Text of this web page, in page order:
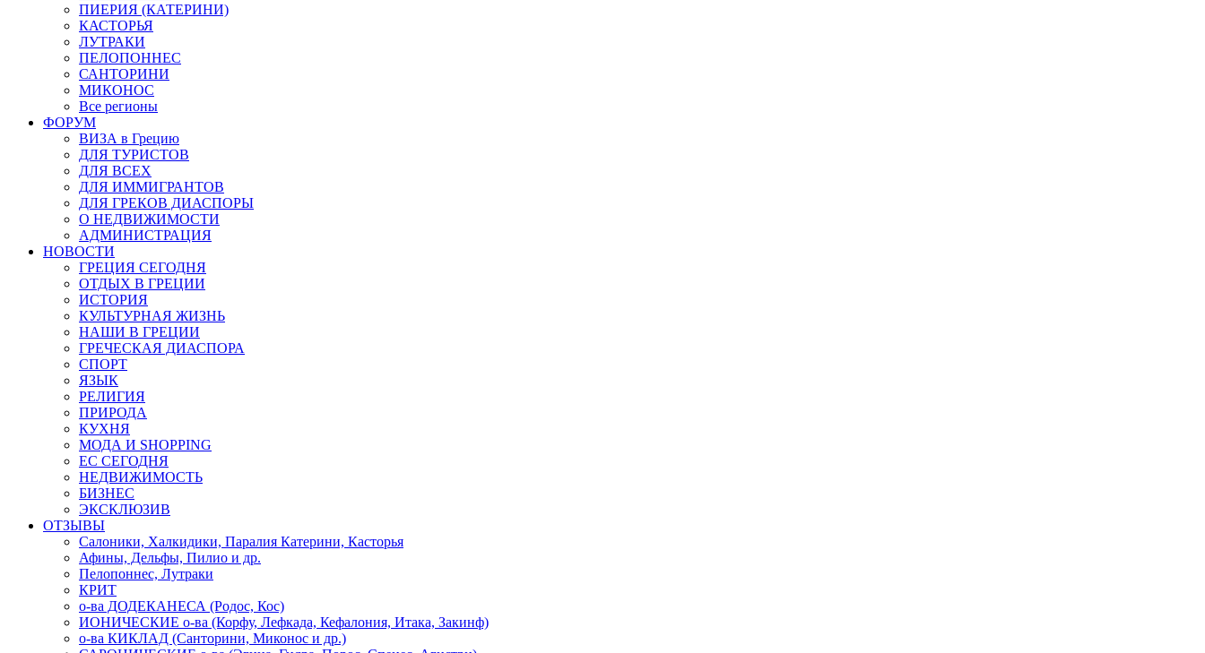
ПИЕРИЯ (КАТЕРИНИ)
КАСТОРЬЯ
ЛУТРАКИ
ПЕЛОПОННЕС
САНТОРИНИ
МИКОНОС
Все регионы
ФОРУМ
ВИЗА в Грецию
ДЛЯ ТУРИСТОВ
ДЛЯ ВСЕХ
ДЛЯ ИММИГРАНТОВ
ДЛЯ ГРЕКОВ ДИАСПОРЫ
О НЕДВИЖИМОСТИ
АДМИНИСТРАЦИЯ
НОВОСТИ
ГРЕЦИЯ СЕГОДНЯ
ОТДЫХ В ГРЕЦИИ
ИСТОРИЯ
КУЛЬТУРНАЯ ЖИЗНЬ
НАШИ В ГРЕЦИИ
ГРЕЧЕСКАЯ ДИАСПОРА
СПОРТ
ЯЗЫК
РЕЛИГИЯ
ПРИРОДА
КУХНЯ
МОДА И SHOPPING
ЕС СЕГОДНЯ
НЕДВИЖИМОСТЬ
БИЗНЕС
ЭКСКЛЮЗИВ
ОТЗЫВЫ
Салоники, Халкидики, Паралия Катерини, Касторья
Афины, Дельфы, Пилио и др.
Пелопоннес, Лутраки
КРИТ
о-ва ДОДЕКАНЕСА (Родос, Кос)
ИОНИЧЕСКИЕ о-ва (Корфу, Лефкада, Кефалония, Итака, Закинф)
о-ва КИКЛАД (Санторини, Миконос и др.)